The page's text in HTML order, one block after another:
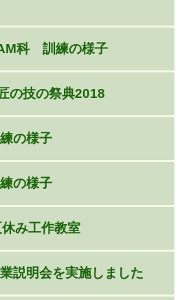
科 訓練の様子
の技の祭典2018
の様子
の様子
み工作教室
説明会を実施しました